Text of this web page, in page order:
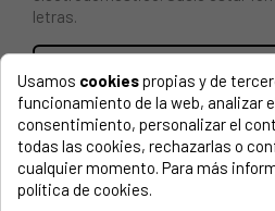
letras.
Quemador mediano cocina Balay
Cod. aro quemador 44BY0111
Cod. tapeta 44BY0031
Usamos cookiespropias y de
funcionamiento de la web, analizar
consentimiento, personalizar el
todas las cookies, rechazarlas o
cualquier momento. Para más
política de cookies.